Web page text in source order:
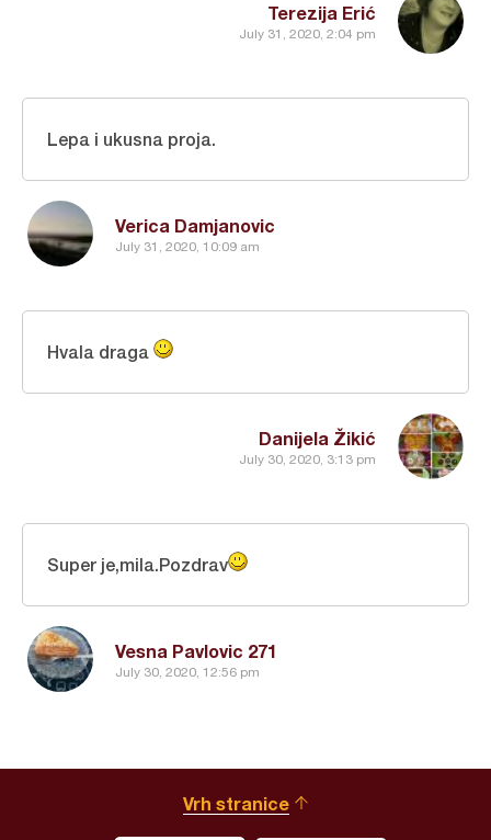
Terezija Erić
July 31, 2020, 2:04 pm
Verica Damjanovic
July 31, 2020, 10:09 am
Lepa i ukusna proja.
Danijela Žikić
July 30, 2020, 3:13 pm
Hvala draga
Vesna Pavlovic 271
July 30, 2020, 12:56 pm
Super je,mila.Pozdrav
Vrh stranice